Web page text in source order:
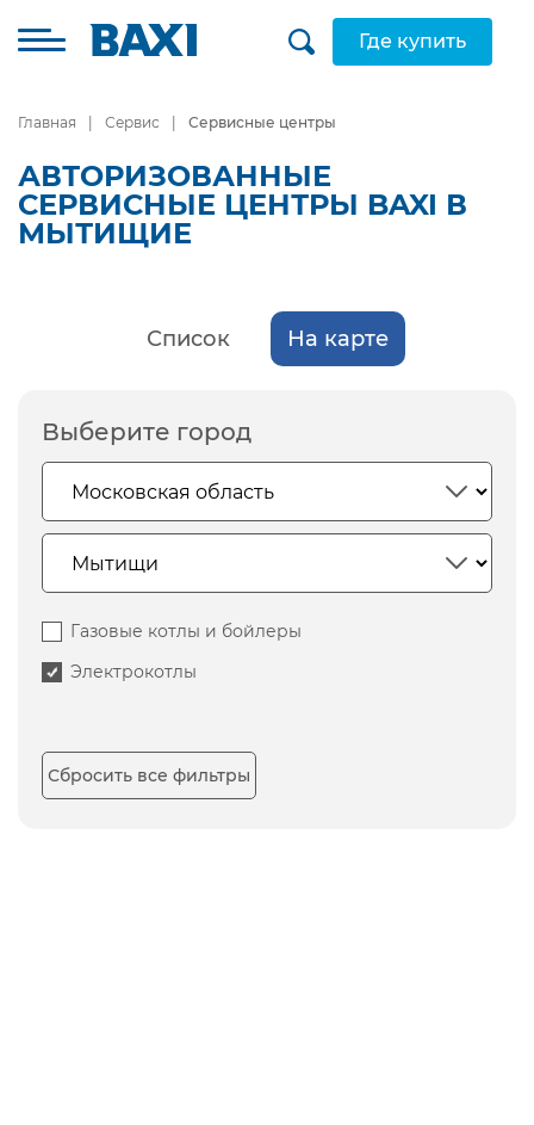
Где купить
Главная Сервис Сервисные центры
АВТОРИЗОВАННЫЕ
СЕРВИСНЫЕ ЦЕНТРЫ BAXI В
МЫТИЩИЕ
Список На карте
Выберите город
Газовые котлы и бойлеры
Электрокотлы
Сбросить все фильтры